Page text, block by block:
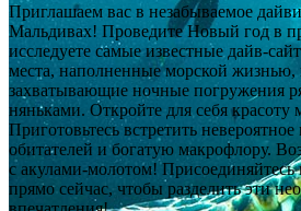
Приглашаем вас в незабываемое
Мальдивах! Проведите Новый год в
исследуете самые известные дайв-
места, наполненные морской жизнью,
захватывающие ночные погружения
няньками. Откройте для себя красоту
Приготовьтесь встретить
обитателей и богатую макрофлору.
с акулами-молотом!
прямо сейчас, чтобы разделить эти